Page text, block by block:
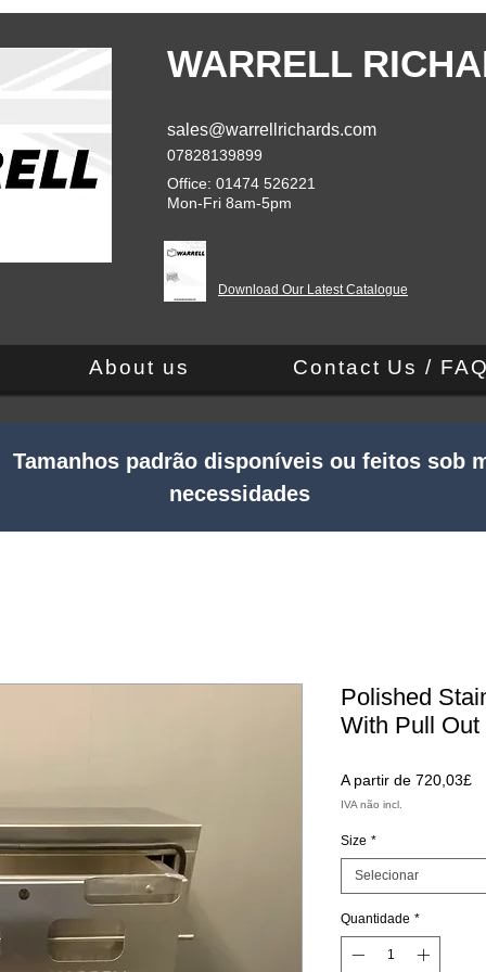
WARRELL
sales@warrellrichards.com
07828139899
Office: 01474 526221
Mon-Fri 8am-5pm
Download Our Latest Catalogue
About us Contact Us /
padrão disponíveis ou feitos sob
necessidades
Polished
With Pull
A partir de 720,03£
IVA não incl.
Size *
Selecionar
Quantidade *